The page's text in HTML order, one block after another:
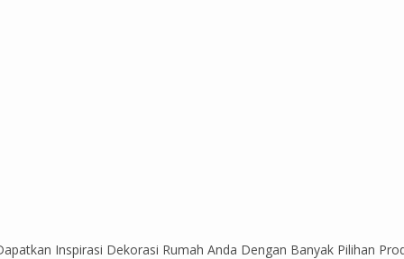
Inspirasi Dekorasi Rumah Anda Dengan Banyak Pilihan